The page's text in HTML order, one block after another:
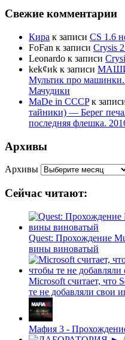
Свежие комментарии
Кира к записи CS 1.6
FoFan к записи Crysis
Leonardo к записи
kek¢иk к записи
Мультик про
Мачудики
MaDe in CCCPк
тайники) — Берег
последняя флешка.
Архивы
Архивы
Сейчас читают:
Quest: Прохождение
вины виноватый
Microsoft считает, что
те не добавляли свои
Мафия 3 -